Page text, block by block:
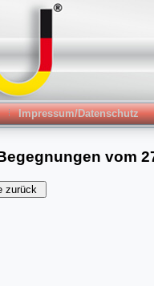
Impressum/Datenschutz